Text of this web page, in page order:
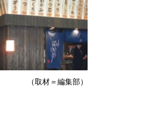
（取材＝編集部）